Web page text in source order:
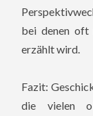
bei denen oft
erzählt wird.
Fazit:
die vielen